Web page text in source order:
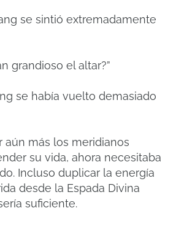
se sintió extremadamente
grandioso el altar?”
se había vuelto demasiado
aún más los meridianos
su vida, ahora necesitaba
Incluso duplicar la energía
desde la Espada Divina
suficiente.